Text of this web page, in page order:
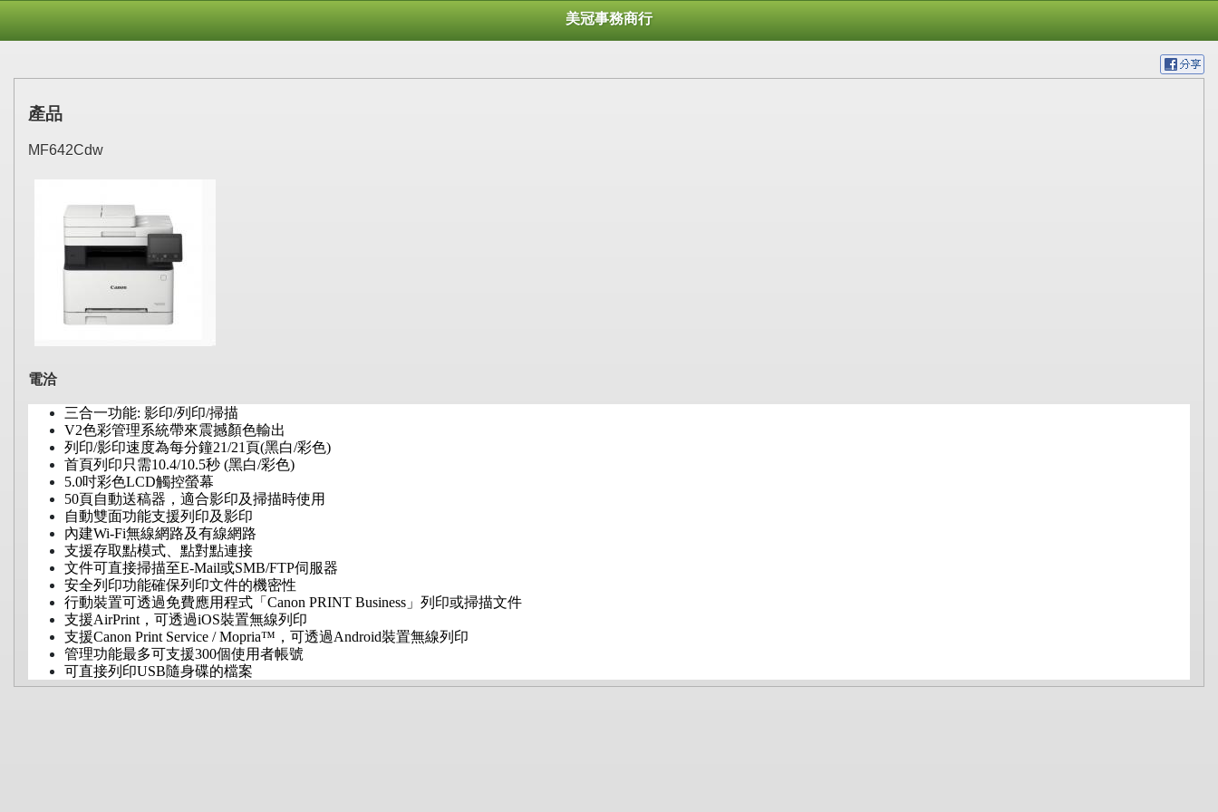
美冠事務商行
產品
MF642Cdw
電洽
三合一功能: 影印/列印/掃描
V2色彩管理系統帶來震撼顏色輸出
列印/影印速度為每分鐘21/21頁(黑白/彩色)
首頁列印只需10.4/10.5秒 (黑白/彩色)
5.0吋彩色LCD觸控螢幕
50頁自動送稿器，適合影印及掃描時使用
自動雙面功能支援列印及影印
內建Wi-Fi無線網路及有線網路
支援存取點模式、點對點連接
文件可直接掃描至E-Mail或SMB/FTP伺服器
安全列印功能確保列印文件的機密性
行動裝置可透過免費應用程式「Canon PRINT Business」列印或掃描文件
支援AirPrint，可透過iOS裝置無線列印
支援Canon Print Service / Mopria™，可透過Android裝置無線列印
管理功能最多可支援300個使用者帳號
可直接列印USB隨身碟的檔案